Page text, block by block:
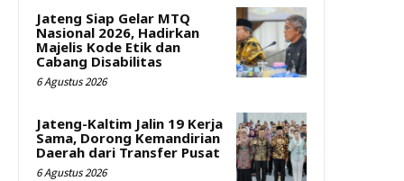
Jateng Siap Gelar MTQ
Nasional 2026, Hadirkan
Majelis Kode Etik dan
Cabang Disabilitas
6 Agustus 2026
Jateng-Kaltim Jalin 19 Kerja
Sama, Dorong Kemandirian
Daerah dari Transfer Pusat
6 Agustus 2026